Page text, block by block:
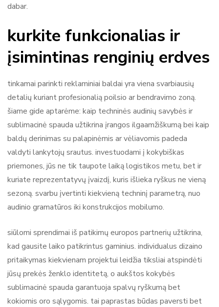
dabar.
kurkite funkcionalias ir
įsimintinas renginių erdves
tinkamai parinkti reklaminiai baldai yra viena svarbiausių
detalių kuriant profesionalią poilsio ar bendravimo zoną.
šiame gide aptarėme: kaip techninės audinių savybės ir
sublimacinė spauda užtikrina įrangos ilgaamžiškumą bei kaip
baldų derinimas su palapinėmis ar vėliavomis padeda
valdyti lankytojų srautus. investuodami į kokybiškas
priemones, jūs ne tik taupote laiką logistikos metu, bet ir
kuriate reprezentatyvų įvaizdį, kuris išlieka ryškus ne vieną
sezoną. svarbu įvertinti kiekvieną techninį parametrą, nuo
audinio gramatūros iki konstrukcijos mobilumo.
siūlomi sprendimai iš patikimų europos partnerių užtikrina,
kad gausite laiko patikrintus gaminius. individualus dizaino
pritaikymas kiekvienam projektui leidžia tiksliai atspindėti
jūsų prekės ženklo identitetą, o aukštos kokybės
sublimacinė spauda garantuoja spalvų ryškumą bet
kokiomis oro sąlygomis. tai paprastas būdas paversti bet